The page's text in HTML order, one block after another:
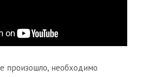
произошло, необходимо